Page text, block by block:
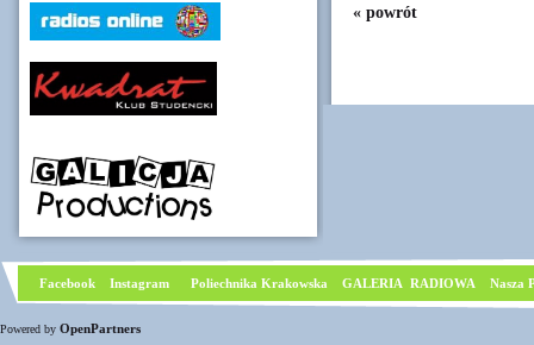
« powrót
Facebook Instagram Poliechnika Krakowska GALERIA RADIOWA Nasza
Powered by OpenPartners